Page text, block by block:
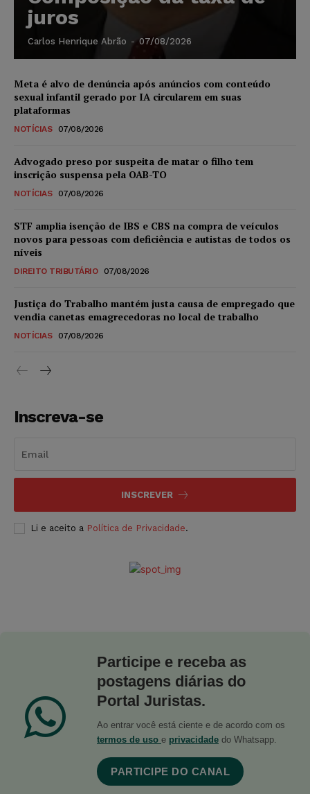
juros
Carlos Henrique Abrão - 07/08/2026
Meta é alvo de denúncia após anúncios com conteúdo
sexual infantil gerado por IA circularem em suas
plataformas
NOTÍCIAS 07/08/2026
Advogado preso por suspeita de matar o filho tem
inscrição suspensa pela OAB-TO
NOTÍCIAS 07/08/2026
STF amplia isenção de IBS e CBS na compra de veículos
novos para pessoas com deficiência e autistas de todos os
níveis
DIREITO TRIBUTÁRIO 07/08/2026
Justiça do Trabalho mantém justa causa de empregado que
vendia canetas emagrecedoras no local de trabalho
NOTÍCIAS 07/08/2026
Inscreva-se
INSCREVER
Li e aceito a Política de Privacidade.
Participe e receba as
postagens diárias do
Portal Juristas.
Ao entrar você está ciente e de acordo com os
termos de uso e privacidade do Whatsapp.
PARTICIPE DO CANAL